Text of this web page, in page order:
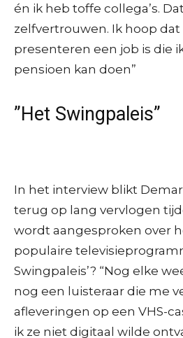
én ik heb toffe collega’s.
zelfvertrouwen. Ik hoop dat
presenteren een job is die
pensioen kan doen”
”Het Swingpaleis”
In het interview blikt
terug op lang vervlogen
wordt aangesproken over
populaire
Swingpaleis’? “Nog elke
nog een luisteraar die me
afleveringen op een VHS-
ik ze niet digitaal wilde